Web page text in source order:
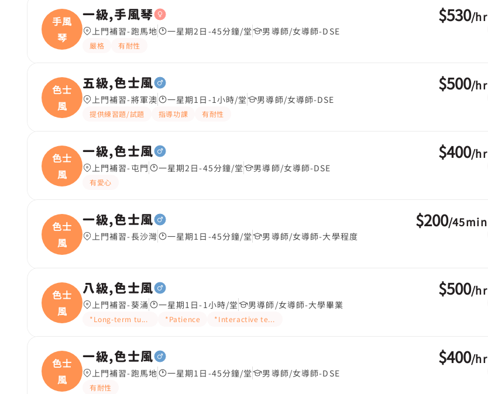
手風
琴
一級,手風琴
上門補習-跑馬地 一星期2日-45分鐘/堂 男導師/女導師-DSE
嚴格 有耐性
$530/hr
色士
風
五級,色士風
上門補習-將軍澳 一星期1日-1小時/堂 男導師/女導師-DSE
提供練習題/試題 指導功課 有耐性
$500/hr
色士
風
一級,色士風
上門補習-屯門 一星期2日-45分鐘/堂 男導師/女導師-DSE
有愛心
$400/hr
色士
風
一級,色士風
上門補習-長沙灣 一星期1日-45分鐘/堂 男導師/女導師-大學程度
$200/45min
色士
風
八級,色士風
上門補習-葵涌 一星期1日-1小時/堂 男導師/女導師-大學畢業
*Long-term tutoring *Patience *Interactive teaching
$500/hr
色士
風
一級,色士風
上門補習-跑馬地 一星期1日-45分鐘/堂 男導師/女導師-DSE
有耐性
$400/hr